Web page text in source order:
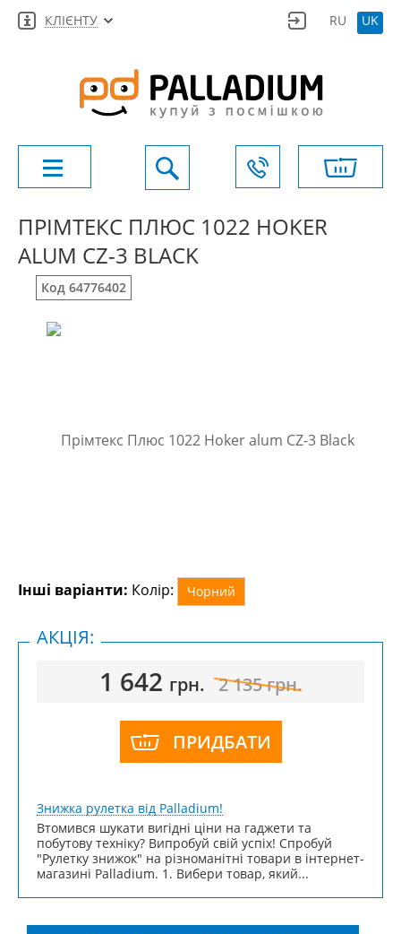
КЛІЄНТУ RU UK
ПРІМТЕКС ПЛЮС 1022 HOKER
ALUM CZ-3 BLACK
Код 64776402
Інші варіанти: Колір: Чорний
1 642 грн. 2 135грн.
ПРИДБАТИ
АКЦІЯ:
Знижка рулетка від Palladium!
Втомився шукати вигідні ціни на гаджети та
побутову техніку? Випробуй свій успіх! Спробуй
"Рулетку знижок" на різноманітні товари в інтернет-
магазині Palladium. 1. Вибери товар, який...